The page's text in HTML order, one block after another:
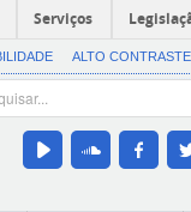
Serviços
ALTO CONTRASTE